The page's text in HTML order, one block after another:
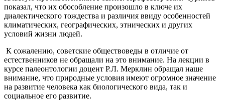
показал, что их обособление произошло в ключе их
диалектического тождества и различия ввиду особенностей
климатических, географических, этнических и других
условий жизни людей.
К сожалению, советские обществоведы в отличие от
естественников не обращали на это внимание. На лекции в
курсе палеонтологии доцент Р.Л. Мерклин обращал наше
внимание, что природные условия имеют огромное значение
на развитие человека как биологического вида, так и
социальное его развитие.